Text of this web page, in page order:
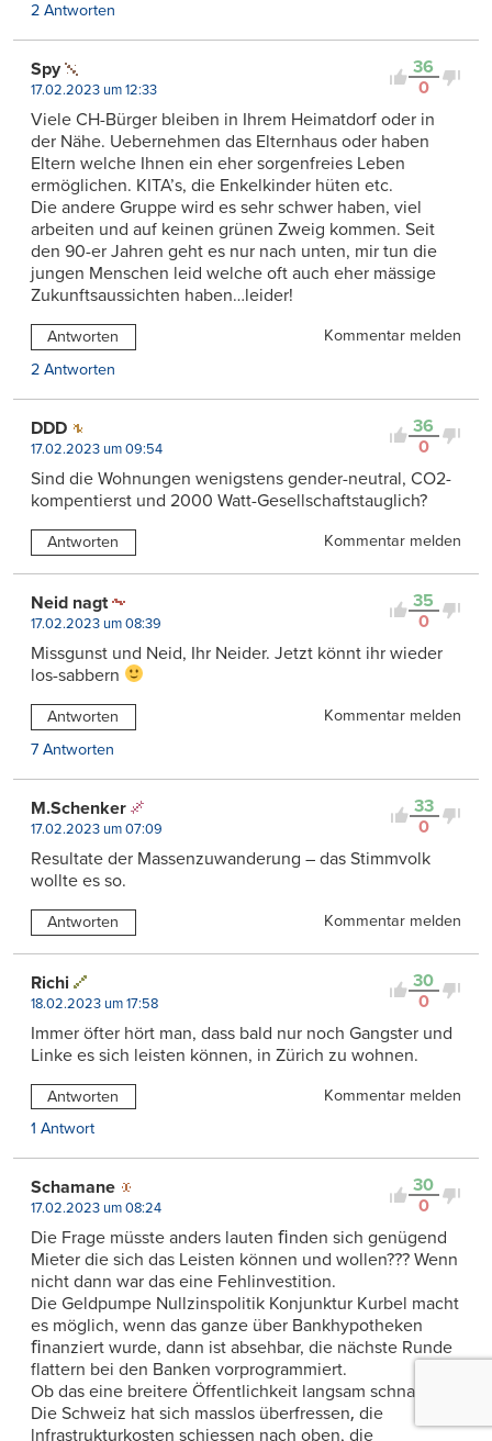
2 Antworten
36
0
Spy
17.02.2023 um 12:33
Viele CH-Bürger bleiben in Ihrem Heimatdorf oder in
der Nähe. Uebernehmen das Elternhaus oder haben
Eltern welche Ihnen ein eher sorgenfreies Leben
ermöglichen. KITA’s, die Enkelkinder hüten etc.
Die andere Gruppe wird es sehr schwer haben, viel
arbeiten und auf keinen grünen Zweig kommen. Seit
den 90-er Jahren geht es nur nach unten, mir tun die
jungen Menschen leid welche oft auch eher mässige
Zukunftsaussichten haben…leider!
Antworten
Kommentar melden
2 Antworten
36
0
DDD
17.02.2023 um 09:54
Sind die Wohnungen wenigstens gender-neutral, CO2-
kompentierst und 2000 Watt-Gesellschaftstauglich?
Antworten Kommentar melden
35
0
Neid nagt
17.02.2023 um 08:39
Missgunst und Neid, Ihr Neider. Jetzt könnt ihr wieder
los-sabbern
Antworten
Kommentar melden
7 Antworten
33
0
M.Schenker
17.02.2023 um 07:09
Resultate der Massenzuwanderung – das Stimmvolk
wollte es so.
Antworten Kommentar melden
30
0
Richi
18.02.2023 um 17:58
Immer öfter hört man, dass bald nur noch Gangster und
Linke es sich leisten können, in Zürich zu wohnen.
Antworten
Kommentar melden
1 Antwort
30
0
Schamane
17.02.2023 um 08:24
Die Frage müsste anders lauten ﬁnden sich genügend
Mieter die sich das Leisten können und wollen??? Wenn
nicht dann war das eine Fehlinvestition.
Die Geldpumpe Nullzinspolitik Konjunktur Kurbel macht
es möglich, wenn das ganze über Bankhypotheken
ﬁnanziert wurde, dann ist absehbar, die nächste Runde
flattern bei den Banken vorprogrammiert.
Ob das eine breitere Öffentlichkeit langsam schnallt?
Die Schweiz hat sich masslos überfressen‚ die
lnfrastrukturkosten schiessen nach oben, die